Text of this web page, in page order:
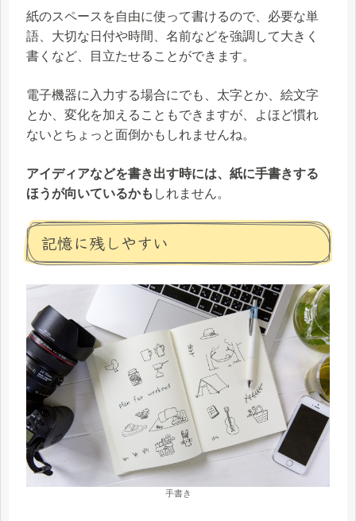
紙のスペースを自由に使って書けるので、必要な単
語、大切な日付や時間、名前などを強調して大きく
書くなど、目立たせることができます。
電子機器に入力する場合にでも、太字とか、絵文字
とか、変化を加えることもできますが、よほど慣れ
ないとちょっと面倒かもしれませんね。
アイディアなどを書き出す時には、紙に手書きする
ほうが向いているかも しれません。
記憶に残しやすい
手書き